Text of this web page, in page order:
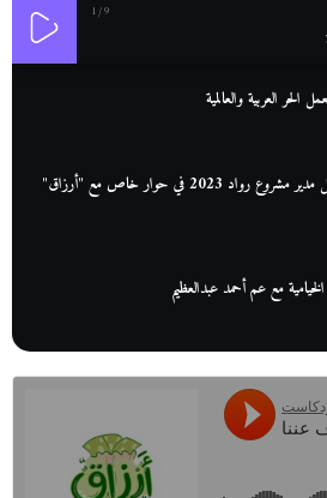
1/9
الحر العربية والعالمية
رواد 2023 في حوار خاص مع "أرزاق"
مع عم أحمد عبدالعظيم
بائع كتب تبدأ بالأُمية
بن في مصر| يكشف لنا أسرار صناعة البن